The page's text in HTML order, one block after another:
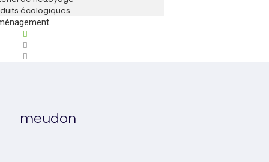
écologiques
meudon